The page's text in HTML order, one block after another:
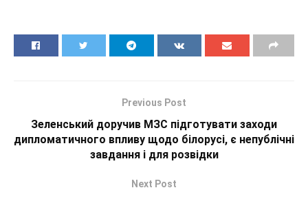
Previous Post
Зеленський доручив МЗС підготувати заходи
дипломатичного впливу щодо білорусі, є непублічні
завдання і для розвідки
Next Post